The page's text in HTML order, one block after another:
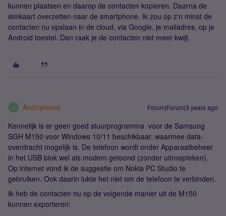
kunnen plaatsen en daarop de contacten kopieren. Daarna de
simkaart overzetten naar de smartphone. Ik zou op z'n minst de
contacten nu opslaan in de cloud, via Google, je mailadres, op je
Android toestel. Dan raak je de contacten niet meer kwijt.
A Anonymous Forum|Forum|3 years ago
Kennelijk is er geen goed stuurprogramma voor de Samsung
SGH M150 voor Windows 10/11 beschikbaar, waarmee data-
overdracht mogelijk is. De telefoon wordt onder Apparaatbeheer
in het USB blok wel als modem getoond (zonder uitroepteken).
Op internet vond ik de suggestie om Nokia PC Studio te
gebruiken. Ook daarin lukte het niet om de telefoon te verbinden.
Ik heb de contacten nu op de volgende manier uit de M150
kunnen exporteren: